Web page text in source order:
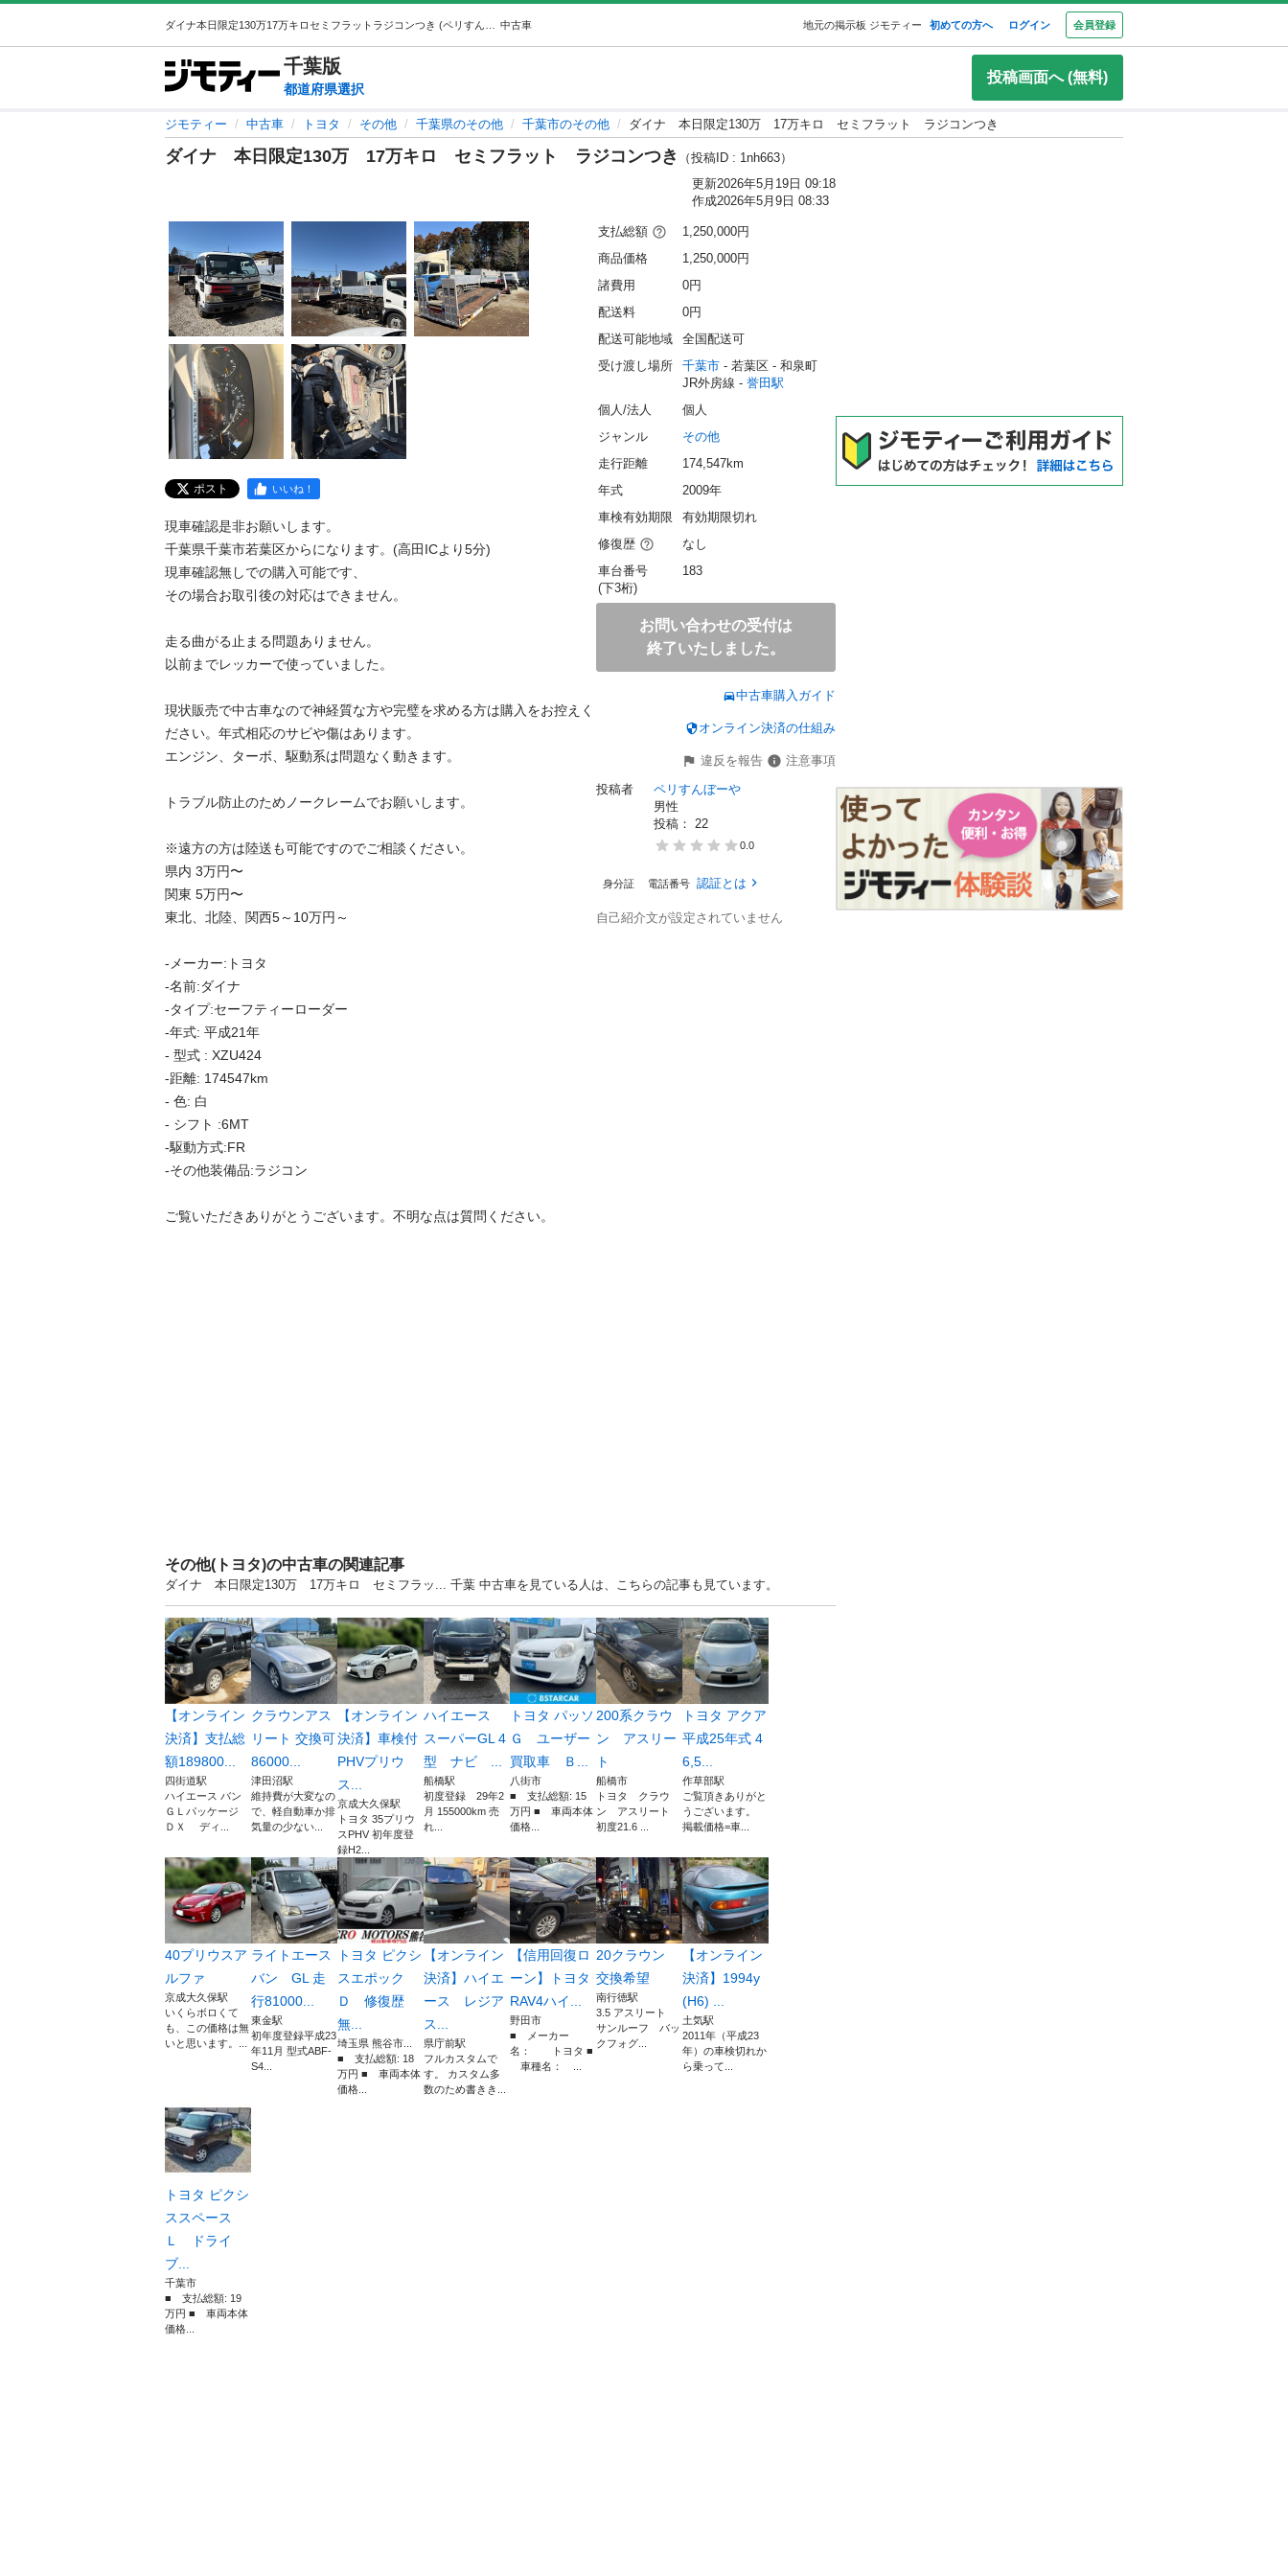
中古車 地元の掲示板 ジモティー 初めての方へ ログイン 会員登録
千葉版
都道府県選択
投稿画面へ (無料)
ジモティー 中古車 トヨタ その他 千葉県のその他 千葉市のその他 ダイナ 本日限定130万 17万キロ セミフラット ラジコンつき
ダイナ 本日限定130万 17万キロ セミフラット ラジコンつき
（投稿ID : 1nh663）
更新2026年5月19日 09:18
作成2026年5月9日 08:33
ポスト いいね！
現車確認是非お願いします。
千葉県千葉市若葉区からになります。(高田ICより5分)
現車確認無しでの購入可能です、
その場合お取引後の対応はできません。
走る曲がる止まる問題ありません。
以前までレッカーで使っていました。
現状販売で中古車なので神経質な方や完璧を求める方は購入をお控えく
ださい。年式相応のサビや傷はあります。
エンジン、ターボ、駆動系は問題なく動きます。
トラブル防止のためノークレームでお願いします。
※遠方の方は陸送も可能ですのでご相談ください。
県内 3万円〜
関東 5万円〜
東北、北陸、関西5～10万円～
-メーカー:トヨタ
-名前:ダイナ
-タイプ:セーフティーローダー
-年式: 平成21年
- 型式 : XZU424
-距離: 174547km
- 色: 白
- シフト :6MT
-駆動方式:FR
-その他装備品:ラジコン
ご覧いただきありがとうございます。不明な点は質問ください。
支払総額
1,250,000円
商品価格
1,250,000円
諸費用
0円
配送料
0円
配送可能地域
全国配送可
受け渡し場所
千葉市 - 若葉区 - 和泉町
JR外房線 - 誉田駅
個人/法人
個人
ジャンル
その他
走行距離
174,547km
年式
2009年
車検有効期限
有効期限切れ
修復歴
なし
車台番号
(下3桁)
183
お問い合わせの受付は
終了いたしました。
中古車購入ガイド
オンライン決済の仕組み
違反を報告
注意事項
投稿者
ペリすんぼーや
男性
投稿： 22
0.0
身分証 電話番号 認証とは
自己紹介文が設定されていません
その他(トヨタ)の中古車の関連記事
ダイナ 本日限定130万 17万キロ セミフラッ... 千葉 中古車を見ている人は、こちらの記事も見ています。
【オンライン
決済】支払総
額189800...
四街道駅
ハイエース バン
ＧＬパッケージ
ＤＸ ディ...
クラウンアス
リート 交換可
86000...
津田沼駅
維持費が大変なの
で、軽自動車か排
気量の少ない...
【オンライン
決済】車検付
PHVプリウ
ス...
京成大久保駅
トヨタ 35プリウ
スPHV 初年度登
録H2...
ハイエース
スーパーGL 4
型 ナビ ...
船橋駅
初度登録 29年2
月 155000km 売
れ...
トヨタ パッソ
Ｇ ユーザー
買取車 Ｂ...
八街市
■ 支払総額: 15
万円 ■ 車両本体
価格...
200系クラウ
ン アスリー
ト
船橋市
トヨタ クラウ
ン アスリート
初度21.6 ...
トヨタ アクア
平成25年式 4
6,5...
作草部駅
ご覧頂きありがと
うございます。
掲載価格=車...
40プリウスア
ルファ
京成大久保駅
いくらボロくて
も、この価格は無
いと思います。...
ライトエース
バン GL 走
行81000...
東金駅
初年度登録平成23
年11月 型式ABF-
S4...
トヨタ ピクシ
スエポック
Ｄ 修復歴
無...
埼玉県 熊谷市...
■ 支払総額: 18
万円 ■ 車両本体
価格...
【オンライン
決済】ハイエ
ース レジア
ス...
県庁前駅
フルカスタムで
す。 カスタム多
数のため書きき...
【信用回復ロ
ーン】トヨタ
RAV4ハイ...
野田市
■ メーカー
名： トヨタ ■
車種名： ...
20クラウン
交換希望
南行徳駅
3.5 アスリート
サンルーフ バッ
クフォグ...
【オンライン
決済】1994y
(H6) ...
土気駅
2011年（平成23
年）の車検切れか
ら乗って...
トヨタ ピクシ
ススペース
Ｌ ドライ
ブ...
千葉市
■ 支払総額: 19
万円 ■ 車両本体
価格...